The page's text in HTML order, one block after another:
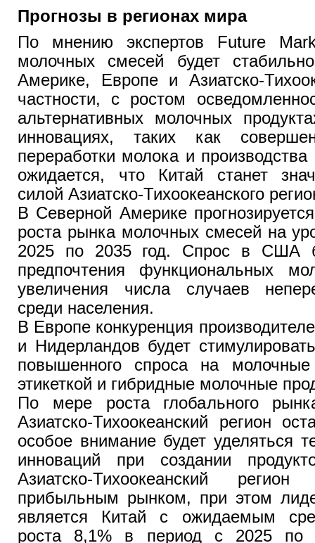
Прогнозы в регионах мира
По мнению экспертов Future
молочных смесей будет
Америке, Европе и Азиатско-
частности, с ростом
альтернативных молочных
инновациях, таких как
переработки молока и
ожидается, что Китай станет
силой Азиатско-Тихоокеанского
В Северной Америке
роста рынка молочных смесей на
2025 по 2035 год. Спрос в США
предпочтения функциональных
увеличения числа случаев
среди населения.
В Европе конкуренция
и Нидерландов будет
повышенного спроса на
этикеткой и гибридные молочные
По мере роста глобального
Азиатско-Тихоокеанский регион
особое внимание будет уделяться
инноваций при создании
Азиатско-Тихоокеанский
прибыльным рынком, при этом
является Китай с ожидаемым
роста 8,1% в период с 2025 по